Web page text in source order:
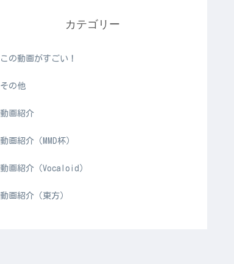
カテゴリー
この動画がすごい！
その他
動画紹介
動画紹介（MMD杯）
動画紹介（Vocaloid）
動画紹介（東方）